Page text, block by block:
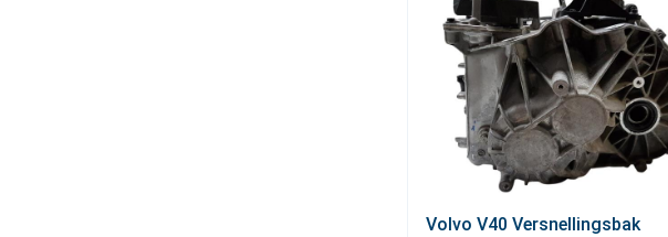
Volvo V40 Versnellingsbak